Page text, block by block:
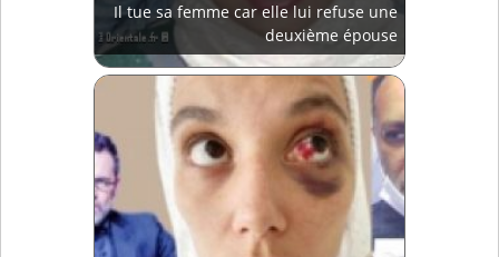
Il tue sa femme car elle lui refuse une
deuxième épouse